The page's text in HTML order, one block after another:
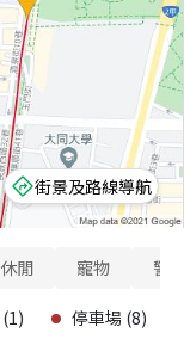
街景及路線導航
休閒 寵物 警
(1) 停車場 (8)